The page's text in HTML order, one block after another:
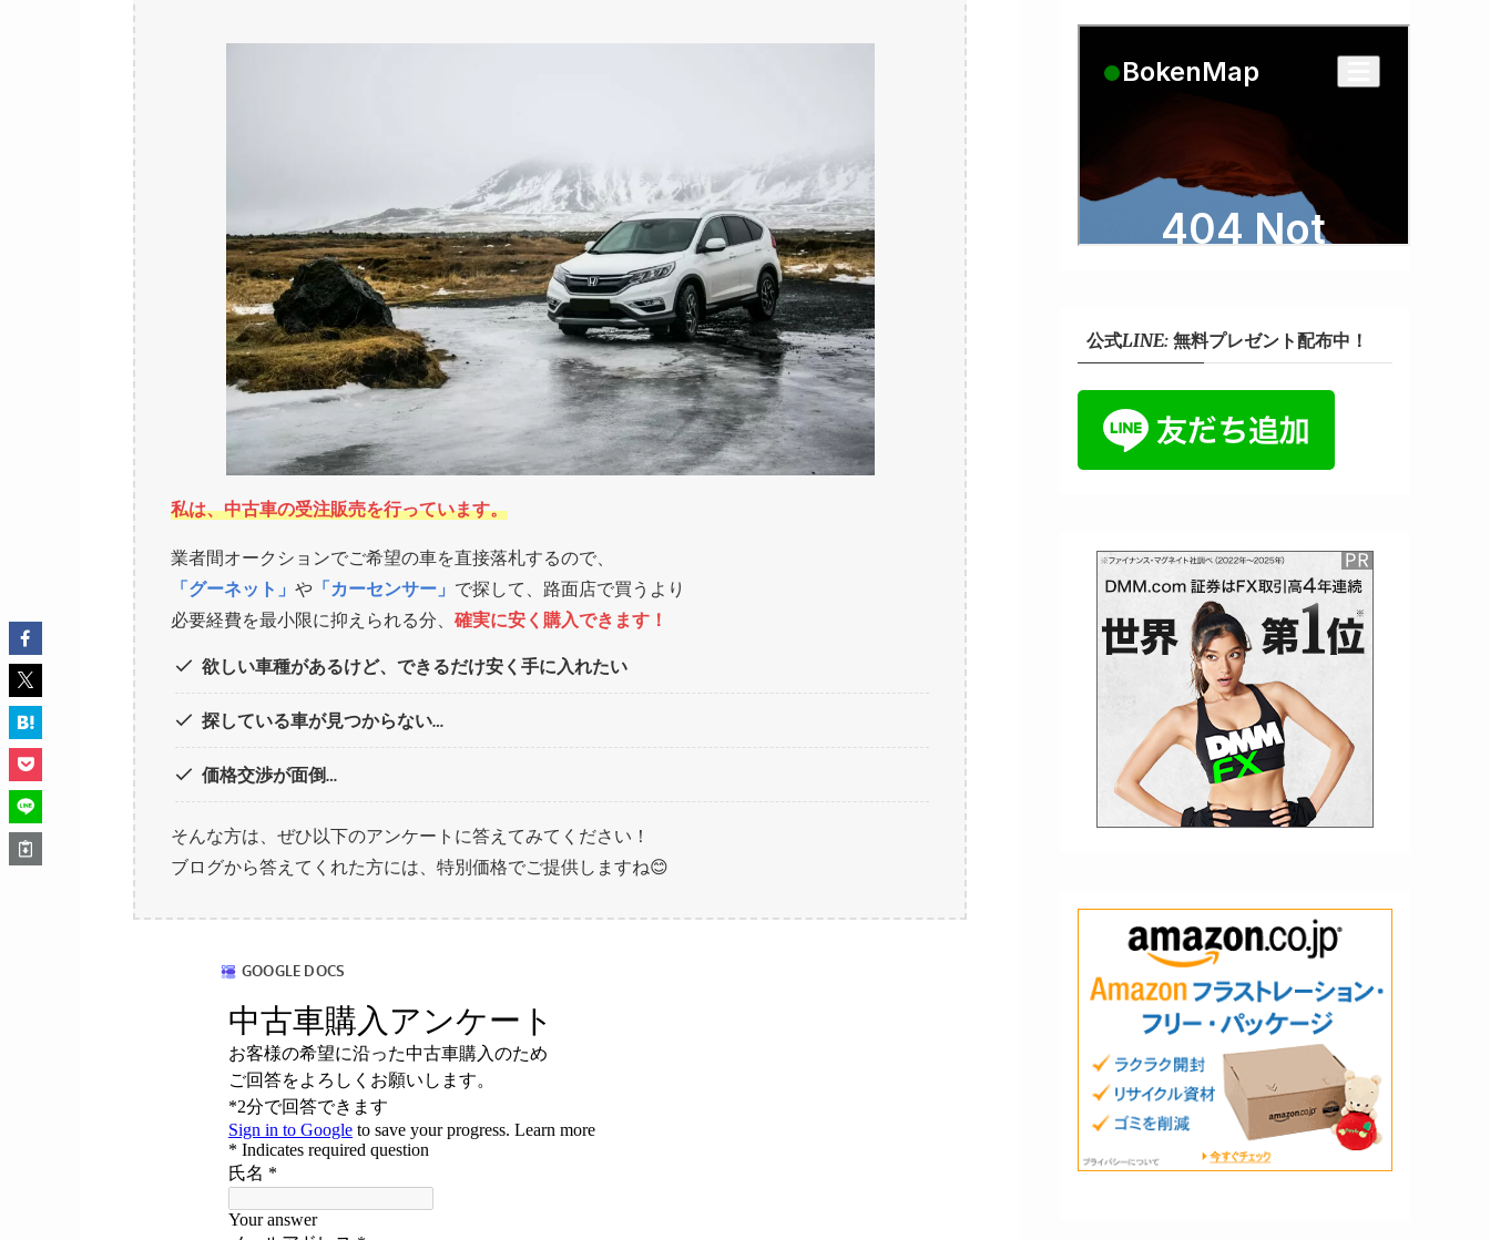
私は、中古車の受注販売を行っています。
業者間オークションでご希望の車を直接落札するので、
「グーネット」 や 「カーセンサー」 で探して、路面店で買うより
必要経費を最小限に抑えられる分、 確実に安く購入できます！
欲しい車種があるけど、できるだけ安く手に入れたい
探している車が見つからない…
価格交渉が面倒…
そんな方は、ぜひ以下のアンケートに答えてみてください！
ブログから答えてくれた方には、特別価格でご提供しますね😊
公式LINE: 無料プレゼント配布中！